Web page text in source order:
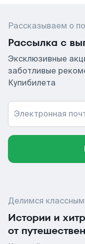
Рассказываем о
Рассылка с
Эксклюзивные
заботливые
Купибилета
Электронная
Делимся
Истории и
от